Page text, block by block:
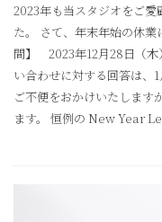
2023年も当スタジオをご
た。 さて、年末年始の休
間】 2023年12月28日（木
い合わせに対する回答は、
ご不便をおかけいたします
ます。 恒例の New Year